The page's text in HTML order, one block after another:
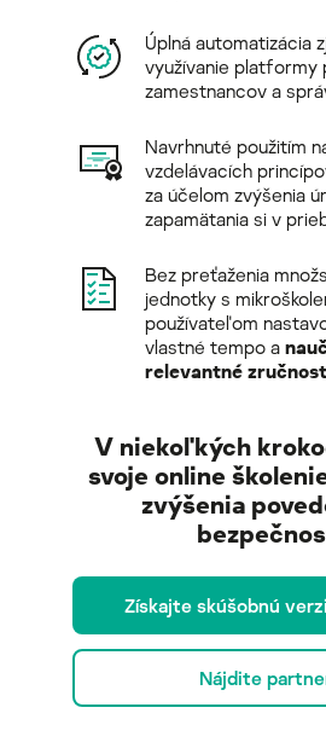
Úplná automatizácia
využívanie platformy
zamestnancov a
Navrhnuté použitím
vzdelávacích
za účelom zvýšenia
zapamätania si v
Bez preťaženia
jednotky s
používateľom
vlastné tempo a
relevantné
V niekoľkých
svoje online
zvýšenia
Získajte skúšobnú
Nájdite